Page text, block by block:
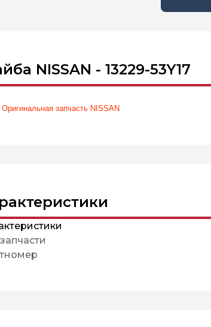
NISSAN - 13229-53Y17
Оригинальная запчасть NISSAN